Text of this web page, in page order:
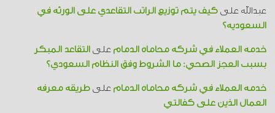
عبدالله علىكيف يتم توزيع الراتب التقاعدي على الورثة في
السعودية؟
خدمة العملاء في شركة محاماة الدمام على التقاعد المبكر
بسبب العجز الصحي: ما الشروط وفق النظام السعودي؟
خدمة العملاء في شركة محاماة الدمام علىطريقة معرفة
العمال الذين على كفالتي